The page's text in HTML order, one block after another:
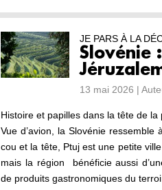
JE PARS À LA
Slovénie
13 mai 2026 |
Histoire et papilles dans la tête de la
Vue d’avion, la Slovénie
cou et la tête, Ptuj est une petite
mais la région bénéficie aussi
de produits gastronomiques du